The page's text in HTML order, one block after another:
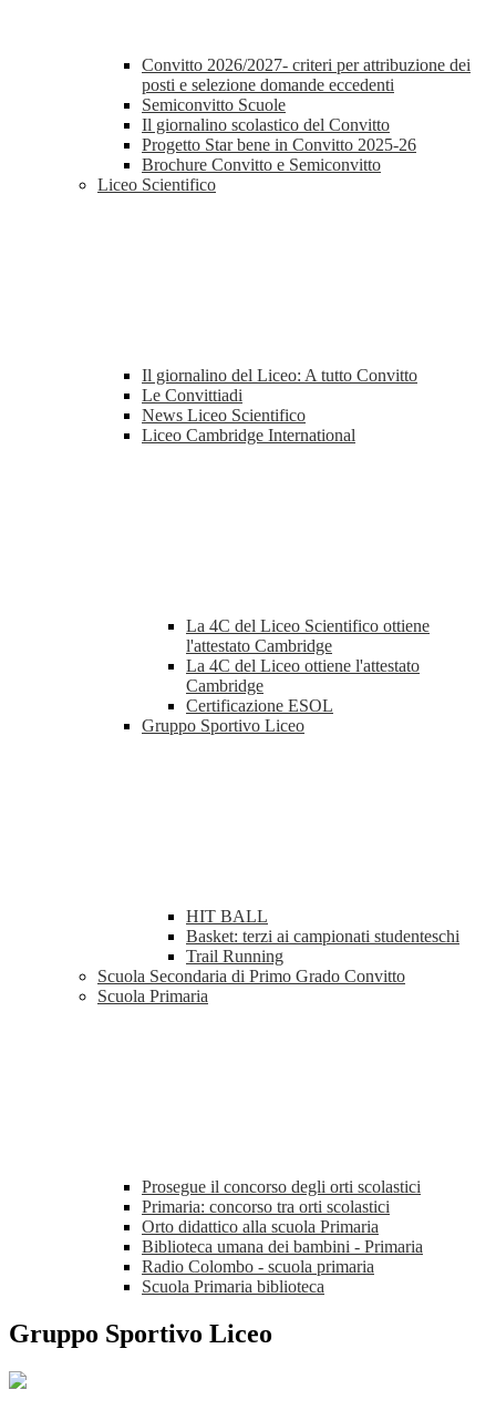
Convitto 2026/2027- criteri per attribuzione dei
posti e selezione domande eccedenti
Semiconvitto Scuole
Il giornalino scolastico del Convitto
Progetto Star bene in Convitto 2025-26
Brochure Convitto e Semiconvitto
Liceo Scientifico
Il giornalino del Liceo: A tutto Convitto
Le Convittiadi
News Liceo Scientifico
Liceo Cambridge International
La 4C del Liceo Scientifico ottiene
l'attestato Cambridge
La 4C del Liceo ottiene l'attestato
Cambridge
Certificazione ESOL
Gruppo Sportivo Liceo
HIT BALL
Basket: terzi ai campionati studenteschi
Trail Running
Scuola Secondaria di Primo Grado Convitto
Scuola Primaria
Prosegue il concorso degli orti scolastici
Primaria: concorso tra orti scolastici
Orto didattico alla scuola Primaria
Biblioteca umana dei bambini - Primaria
Radio Colombo - scuola primaria
Scuola Primaria biblioteca
Gruppo Sportivo Liceo